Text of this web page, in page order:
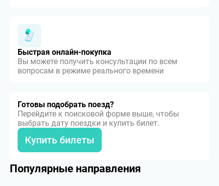
Быстрая онлайн-покупка
Вы можете получить консультации по всем
вопросам в режиме реального времени
Готовы подобрать поезд?
Перейдите к поисковой форме выше, чтобы
выбрать дату поездки и купить билет.
Купить билеты
Популярные направления